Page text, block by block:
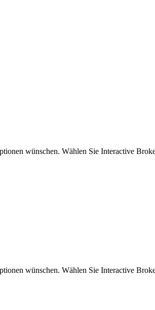
wünschen. Wählen Sie Interactive
wünschen. Wählen Sie Interactive